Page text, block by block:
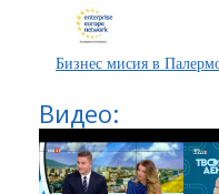
Бизнес мисия в
Видео: